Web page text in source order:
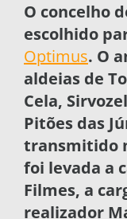
O concelho
escolhido
Optimus. O
aldeias de
Cela,
Pitões das
transmitido
foi levada a
Filmes, a
realizador